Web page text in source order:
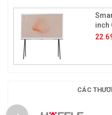
inch
CÁC